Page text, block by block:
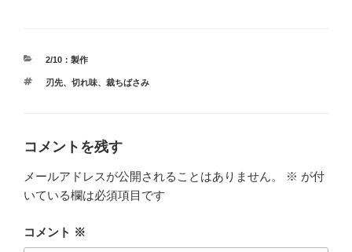
カ
ゴ
2/10：製作
タ
刃先、 切れ味、 裁ちばさみ
コメントを残す
メールアドレスが公開されることはありません。 ※ が付
いている欄は必須項目です
コメント ※